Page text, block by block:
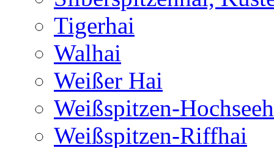
Tigerhai
Walhai
Weißer Hai
Weißspitzen-
Weißspitzen-Riffhai